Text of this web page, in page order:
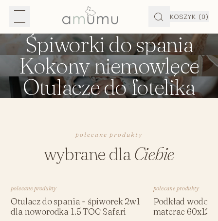
KOSZYK (0)
Śpiworki do spania
Kokony niemowlęce
Otulacze do fotelika
polecane produkty
wybrane dlaCiebie
polecane produkty
Otulacz do spania - śpiworek 2w1
dla noworodka 1.5 TOG Safari
polecane produkty
Podkład
materac 60x120